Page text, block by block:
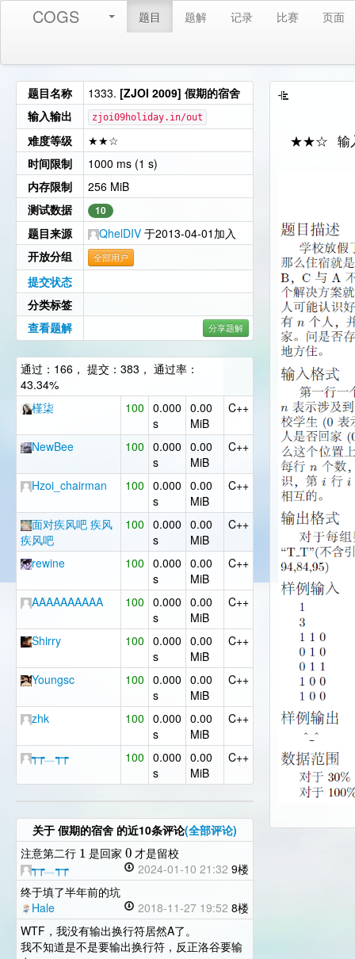
COGS 题目 题解 记录 比赛 页面
题目名称 1333. [ZJOI 2009] 假期的宿舍
输入输出
zjoi09holiday.in/out
难度等级
★★☆
时间限制
1000 ms (1 s)
内存限制
256 MiB
测试数据
10
题目来源 QhelDIV 于2013-04-01加入
开放分组
全部用户
提交状态
分类标签
查看题解
分享题解
通过：166， 提交：383， 通过率：
43.34%
槿柒
100 0.000
s
0.00
MiB
C++
NewBee 100 0.000
s
0.00
MiB
C++
Hzoi_chairman 100 0.000
s
0.00
MiB
C++
面对疾风吧 疾风
疾风吧
100 0.000
s
0.00
MiB
C++
rewine 100 0.000
s
0.00
MiB
C++
AAAAAAAAAA 100 0.000
s
0.00
MiB
C++
Shirry 100 0.000
s
0.00
MiB
C++
Youngsc 100 0.000
s
0.00
MiB
C++
zhk 100 0.000
s
0.00
MiB
C++
┭┮﹏┭┮ 100 0.000
s
0.00
MiB
C++
关于 假期的宿舍 的近10条评论(全部评论)
注意第二行 1 是回家0 才是留校
┭┮﹏┭┮
2024-01-10 21:32 9楼
终于填了半年前的坑
Hale
2018-11-27 19:52 8楼
WTF，我没有输出换行符居然A了。
我不知道是不是要输出换行符，反正洛谷要输
★★☆ 输